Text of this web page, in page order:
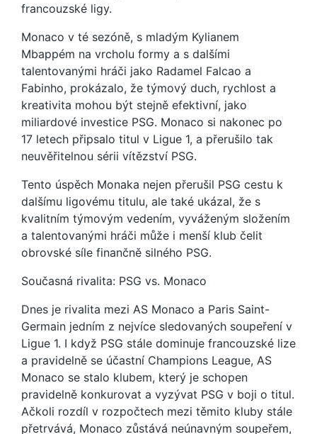
francouzské ligy.
Monaco v té sezóně, s mladým Kylianem
Mbappém na vrcholu formy a s dalšími
talentovanými hráči jako Radamel Falcao a
Fabinho, prokázalo, že týmový duch, rychlost a
kreativita mohou být stejně efektivní, jako
miliardové investice PSG. Monaco si nakonec po
17 letech připsalo titul v Ligue 1, a přerušilo tak
neuvěřitelnou sérii vítězství PSG.
Tento úspěch Monaka nejen přerušil PSG cestu k
dalšímu ligovému titulu, ale také ukázal, že s
kvalitním týmovým vedením, vyváženým složením
a talentovanými hráči může i menší klub čelit
obrovské síle finančně silného PSG.
Současná rivalita: PSG vs. Monaco
Dnes je rivalita mezi AS Monaco a Paris Saint-
Germain jedním z nejvíce sledovaných soupeření v
Ligue 1. I když PSG stále dominuje francouzské lize
a pravidelně se účastní Champions League, AS
Monaco se stalo klubem, který je schopen
pravidelně konkurovat a vyzývat PSG v boji o titul.
Ačkoli rozdíl v rozpočtech mezi těmito kluby stále
přetrvává, Monaco zůstává neúnavným soupeřem,